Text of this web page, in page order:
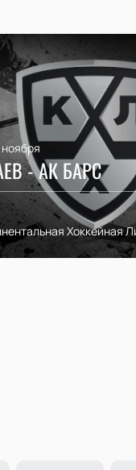
ноября
- АК БАРС
Хоккейная